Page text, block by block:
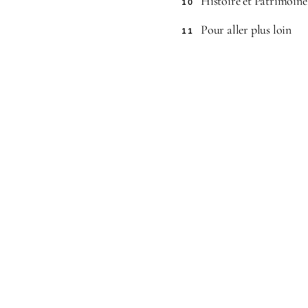
10
11 Pour aller plus loin